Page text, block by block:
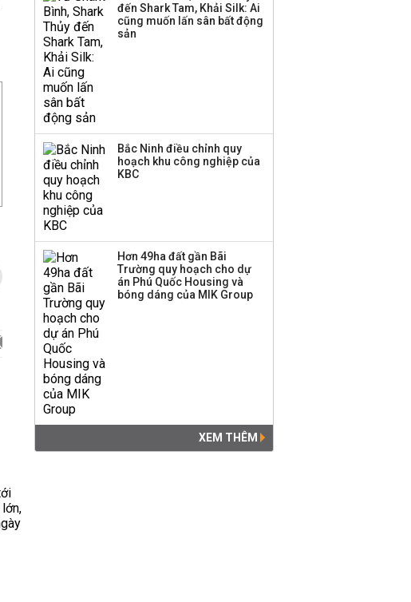
đến Shark Tam, Khải Silk: Ai
cũng muốn lấn sân bất động
sản
Bắc Ninh điều chỉnh quy
hoạch khu công nghiệp của
KBC
Hơn 49ha đất gần Bãi
Trường quy hoạch cho dự
án Phú Quốc Housing và
bóng dáng của MIK Group
XEM THÊM